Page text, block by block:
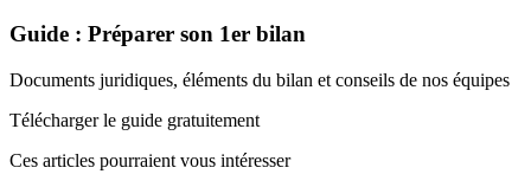
Guide : Préparer son 1er bilan
Documents juridiques, éléments du bilan et conseils de nos équipes
Télécharger le guide gratuitement
Ces articles pourraient vous intéresser